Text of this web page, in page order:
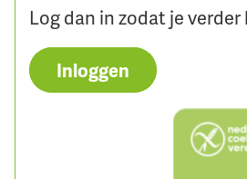
Log dan in zodat je
Inloggen